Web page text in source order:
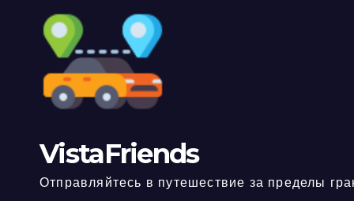
VistaFriends
Отправляйтесь в путешествие за пределы